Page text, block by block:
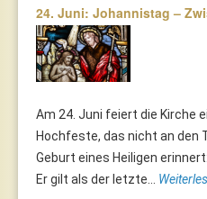
24. Juni: Johannistag –
Am 24. Juni feiert die Kirche
Hochfeste, das nicht an den
Geburt eines Heiligen
Er gilt als der letzte...